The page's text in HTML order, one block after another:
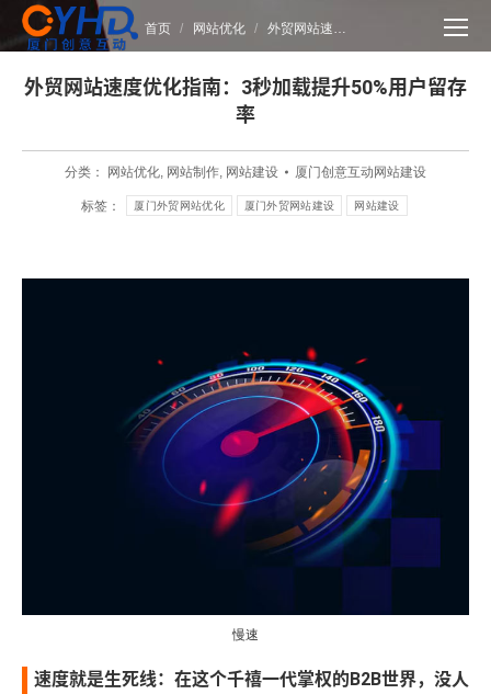
您在这里：
首页 网站优化 外贸网站速…
外贸网站速度优化指南：3秒加载提升50%用户留存
率
分类： 网站优化, 网站制作, 网站建设 厦门创意互动网站建设
标签： 厦门外贸网站优化 厦门外贸网站建设 网站建设
慢速
速度就是生死线：在这个千禧一代掌权的B2B世界，没人